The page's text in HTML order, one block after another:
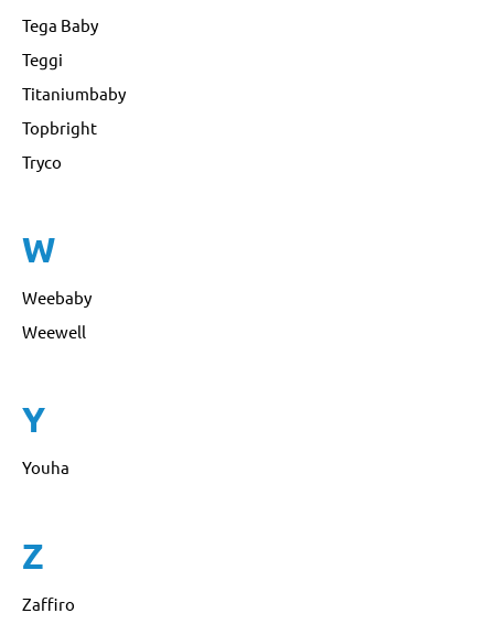
Tega Baby
Teggi
Titaniumbaby
Topbright
Tryco
W
Weebaby
Weewell
Y
Youha
Z
Zaffiro